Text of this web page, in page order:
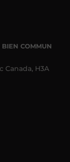
BIEN COMMUN
Canada, H3A